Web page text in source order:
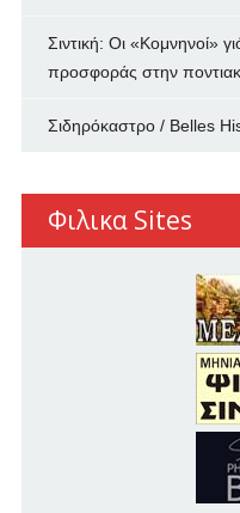
Σιντική: Οι «Κομνηνοί»
προσφοράς στην
Σιδηρόκαστρο / Belles
Φιλικα Sites